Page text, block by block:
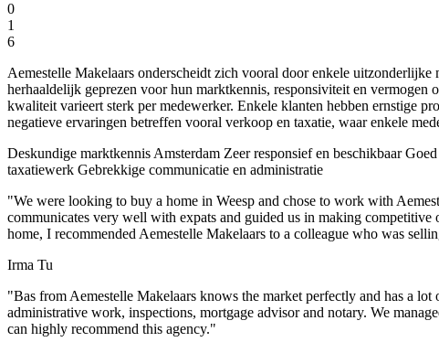
0
1
6
Aemestelle Makelaars onderscheidt zich vooral door enkele
herhaaldelijk geprezen voor hun marktkennis, responsiviteit en vermogen
kwaliteit varieert sterk per medewerker. Enkele klanten hebben ernstige
negatieve ervaringen betreffen vooral verkoop en taxatie, waar enkele
Deskundige marktkennis Amsterdam Zeer responsief en beschikbaarGoed
taxatiewerk Gebrekkige communicatie en administratie
"We were looking to buy a home in Weesp and chose to work with
communicates very well with expats and guided us in making
home, I recommended Aemestelle Makelaars to a colleague who was
Irma Tu
"Bas from Aemestelle Makelaars knows the market perfectly and has a
administrative work, inspections, mortgage advisor and notary. We
can highly recommend this agency."